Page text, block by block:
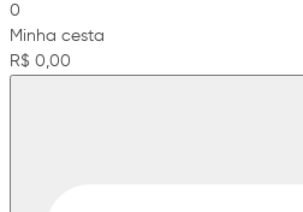
0
Minha cesta
R$ 0,00